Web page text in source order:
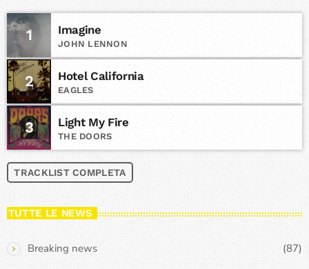
1 Imagine
JOHN LENNON
2 Hotel California
EAGLES
3 Light My Fire
THE DOORS
TRACKLIST COMPLETA
TUTTE LE NEWS
Breaking news (87)